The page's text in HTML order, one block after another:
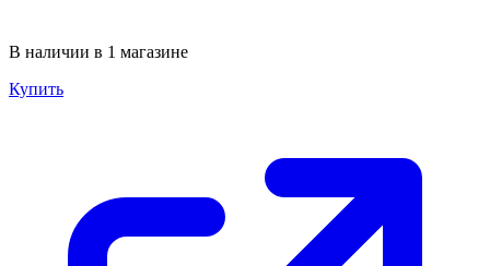
В наличии в 1 магазине
Купить